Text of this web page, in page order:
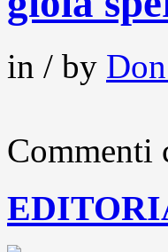
in / by
Commenti